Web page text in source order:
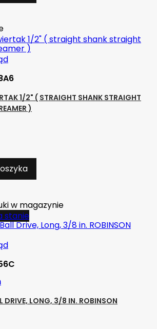
1/2" ( STRAIGHT SHANK STRAIGHT
)
w magazynie
stanie
DRIVE, LONG, 3/8 IN. ROBINSON